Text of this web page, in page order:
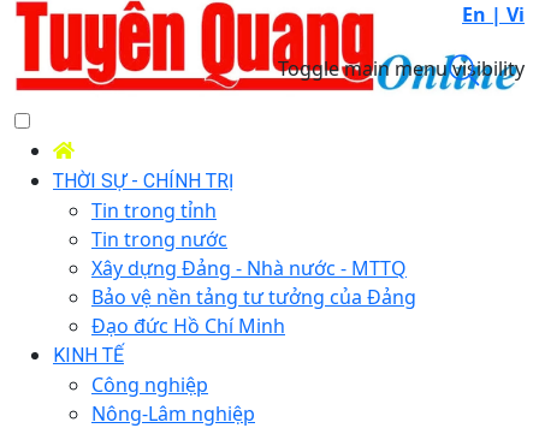
En | Vi
Toggle main menu visibility
THỜI SỰ - CHÍNH TRỊ
Tin trong tỉnh
Tin trong nước
Xây dựng Đảng - Nhà nước - MTTQ
Bảo vệ nền tảng tư tưởng của Đảng
Đạo đức Hồ Chí Minh
KINH TẾ
Công nghiệp
Nông-Lâm nghiệp